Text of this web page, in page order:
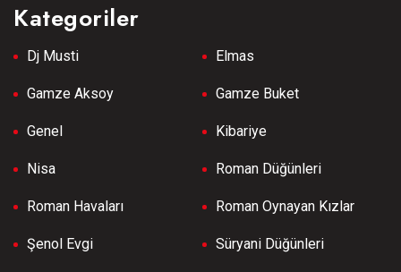
Kategoriler
Dj Musti Elmas
Gamze Aksoy Gamze Buket
Genel Kibariye
Nisa Roman Düğünleri
Roman Havaları Roman Oynayan Kızlar
Şenol Evgi Süryani Düğünleri